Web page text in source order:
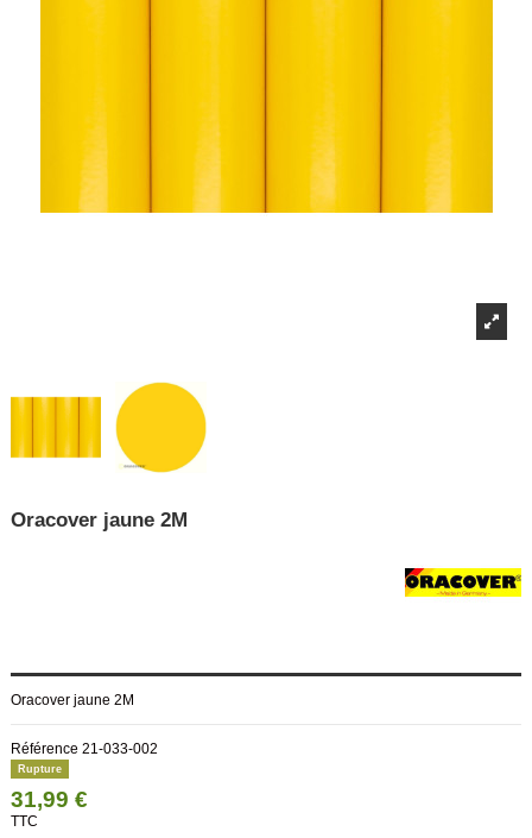
Oracover jaune 2M
Oracover jaune 2M
Référence 21-033-002
Rupture
31,99 €
TTC